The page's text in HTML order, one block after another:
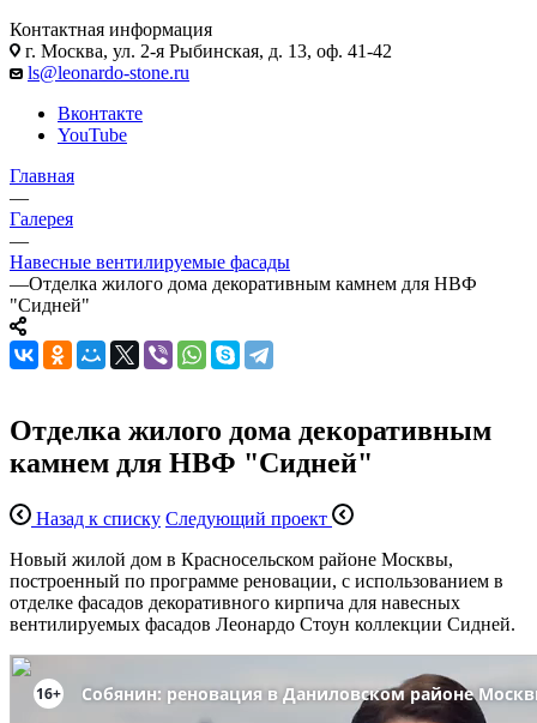
Контактная информация
г. Москва, ул. 2-я Рыбинская, д. 13, оф. 41-42
ls@leonardo-stone.ru
Вконтакте
YouTube
Главная
—
Галерея
—
Навесные вентилируемые фасады
—Отделка жилого дома декоративным камнем для НВФ
"Сидней"
Отделка жилого дома декоративным
камнем для НВФ "Сидней"
Назад к списку Следующий проект
Новый жилой дом в Красносельском районе Москвы,
построенный по программе реновации, с использованием в
отделке фасадов декоративного кирпича для навесных
вентилируемых фасадов Леонардо Стоун коллекции Сидней.